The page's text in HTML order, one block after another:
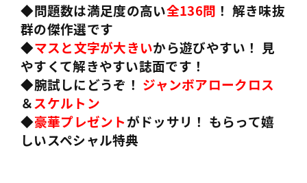
◆問題数は満足度の高い全136問 ！ 解き味抜
群の傑作選です
◆マスと文字が大きいから遊びやすい！ 見
やすくて解きやすい誌面です！
◆腕試しにどうぞ！ ジャンボアロークロス
＆スケルトン
◆豪華プレゼントがドッサリ！ もらって嬉
しいスペシャル特典